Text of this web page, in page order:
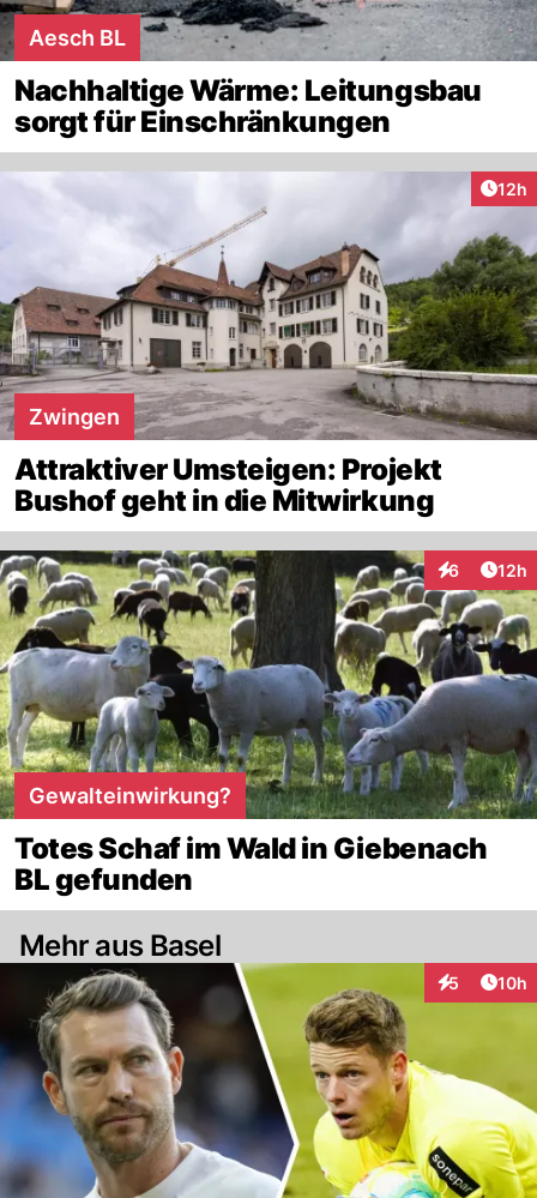
Aesch BL
Nachhaltige Wärme: Leitungsbau
sorgt für Einschränkungen
12h
Zwingen
Attraktiver Umsteigen: Projekt
Bushof geht in die Mitwirkung
6
Interaktionen
12h
Gewalteinwirkung?
Totes Schaf im Wald in Giebenach
BL gefunden
Mehr aus Basel
5
Interaktionen
10h